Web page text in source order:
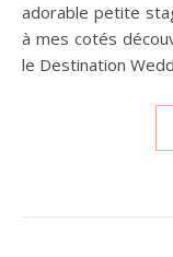
adorable petite
à mes cotés
le Destination